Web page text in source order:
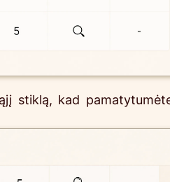
stiklą, kad